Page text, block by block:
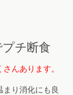
チ断食
んあります。
り消化にも良